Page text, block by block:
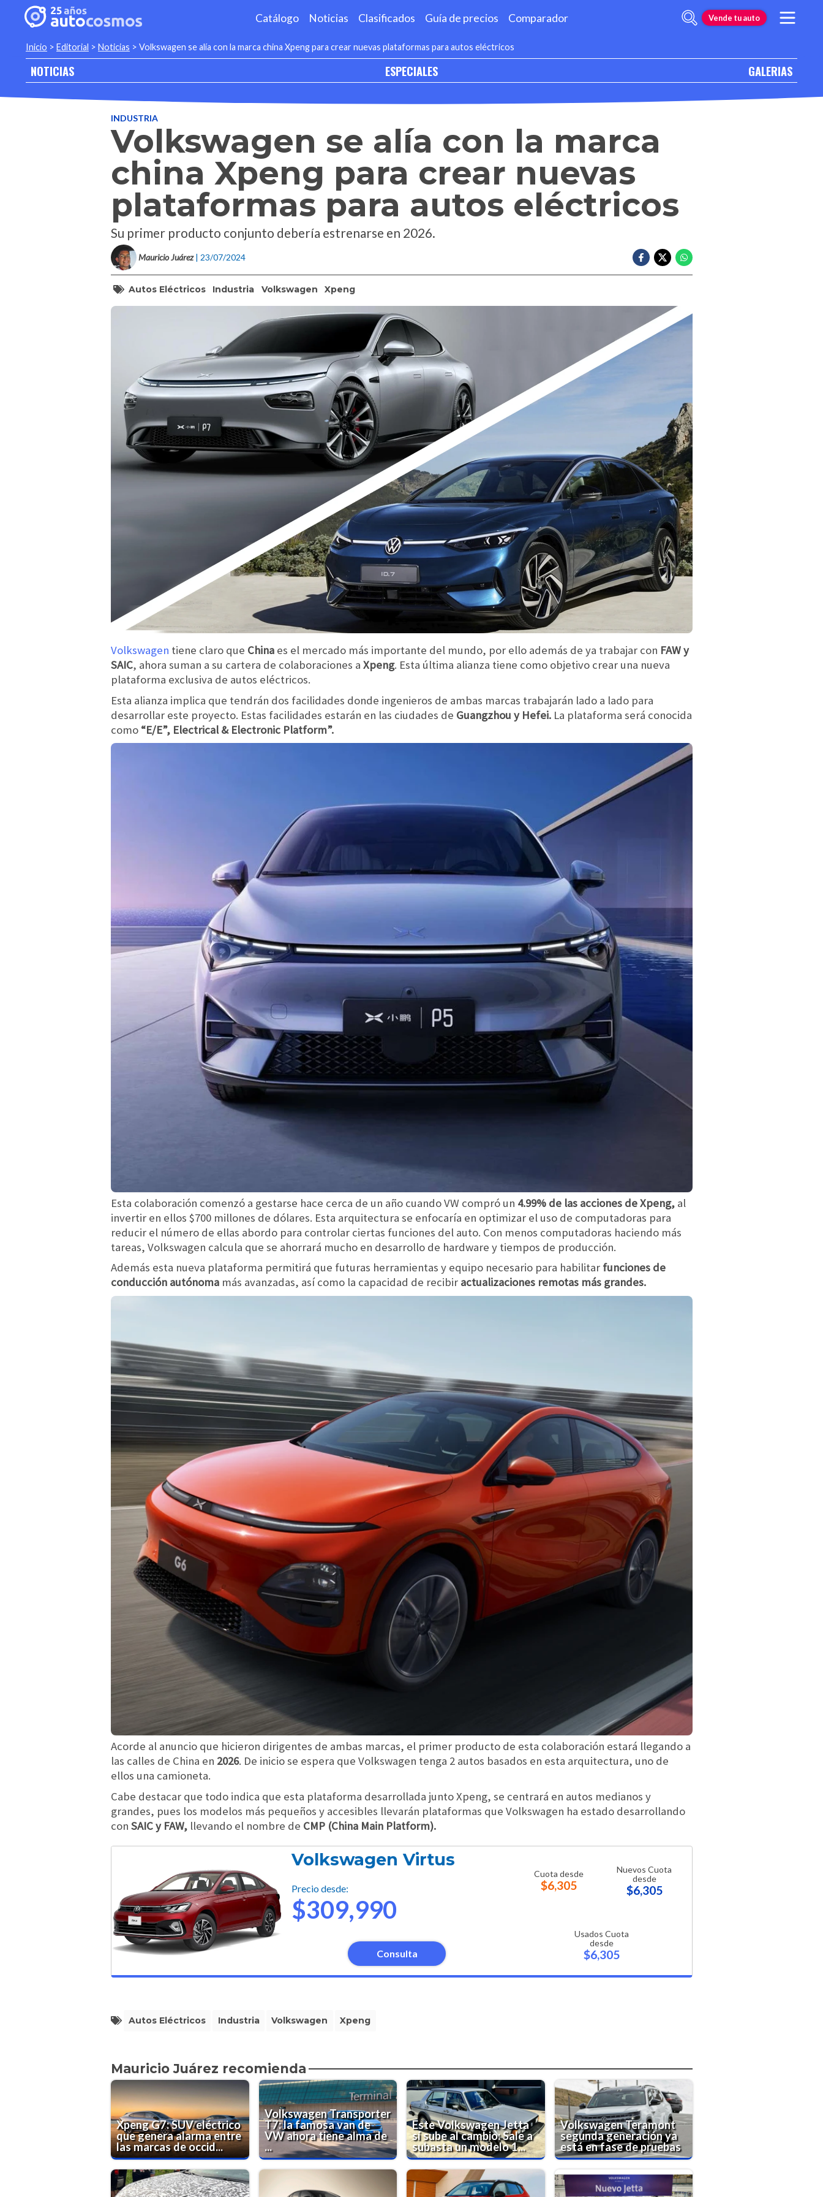
Catálogo Noticias Clasificados Guía de precios Comparador Vende tu auto
Inicio > Editorial > Noticias > Volkswagen se alía con la marca china Xpeng para crear nuevas plataformas para autos eléctricos
NOTICIAS ESPECIALES GALERIAS
INDUSTRIA
Volkswagen se alía con la marca
china Xpeng para crear nuevas
plataformas para autos eléctricos
Su primer producto conjunto debería estrenarse en 2026.
Mauricio Juárez | 23/07/2024
Autos Eléctricos Industria Volkswagen Xpeng
Volkswagen tiene claro que China es el mercado más importante del mundo, por ello además de ya trabajar con FAW y
SAIC, ahora suman a su cartera de colaboraciones a Xpeng. Esta última alianza tiene como objetivo crear una nueva
plataforma exclusiva de autos eléctricos.
Esta alianza implica que tendrán dos facilidades donde ingenieros de ambas marcas trabajarán lado a lado para
desarrollar este proyecto. Estas facilidades estarán en las ciudades de Guangzhou y Hefei. La plataforma será conocida
como “E/E”, Electrical & Electronic Platform”.
Esta colaboración comenzó a gestarse hace cerca de un año cuando VW compró un 4.99% de las acciones de Xpeng, al
invertir en ellos $700 millones de dólares. Esta arquitectura se enfocaría en optimizar el uso de computadoras para
reducir el número de ellas abordo para controlar ciertas funciones del auto. Con menos computadoras haciendo más
tareas, Volkswagen calcula que se ahorrará mucho en desarrollo de hardware y tiempos de producción.
Además esta nueva plataforma permitirá que futuras herramientas y equipo necesario para habilitar funciones de
conducción autónoma más avanzadas, así como la capacidad de recibir actualizaciones remotas más grandes.
Acorde al anuncio que hicieron dirigentes de ambas marcas, el primer producto de esta colaboración estará llegando a
las calles de China en 2026. De inicio se espera que Volkswagen tenga 2 autos basados en esta arquitectura, uno de
ellos una camioneta.
Cabe destacar que todo indica que esta plataforma desarrollada junto Xpeng, se centrará en autos medianos y
grandes, pues los modelos más pequeños y accesibles llevarán plataformas que Volkswagen ha estado desarrollando
con SAIC y FAW, llevando el nombre de CMP (China Main Platform).
Volkswagen Virtus
Precio desde:
$309,990
Consulta
Cuota desde
$6,305
Nuevos Cuota
desde
$6,305
Usados Cuota
desde
$6,305
Autos Eléctricos Industria Volkswagen Xpeng
Mauricio Juárez recomienda
Xpeng G7: SUV eléctrico
que genera alarma entre
las marcas de occid...
Volkswagen Transporter
T7: la famosa van de
VW ahora tiene alma de
...
Este Volkswagen Jetta
sí sube al cambio: Sale a
subasta un modelo 1...
Volkswagen Teramont
segunda generación ya
está en fase de pruebas